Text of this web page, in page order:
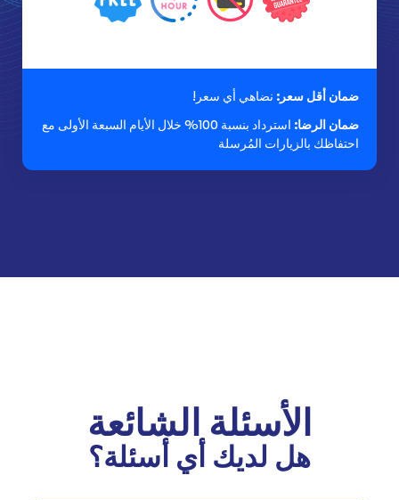
ضمان أقل سعر: نضاهي أي سعر!
ضمان الرضا:
استرداد بنسبة 100% خلال الأيام السبعة الأولى مع
احتفاظك بالزيارات المُرسلة
الأسئلة الشائعة
هل لديك أي أسئلة؟